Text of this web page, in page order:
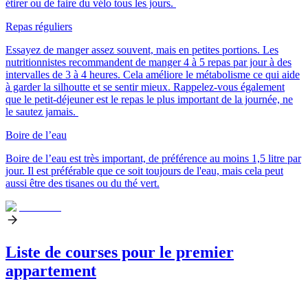
étirer ou de faire du vélo tous les jours.
Repas réguliers
Essayez de manger assez souvent, mais en petites portions. Les
nutritionnistes recommandent de manger4 à 5 repas par jour à des
intervalles de 3 à 4 heures. Cela améliore le métabolisme ce qui aide
à garder la silhoutte et se sentir mieux. Rappelez-vous également
que le petit-déjeuner est le repas le plus important de la journée, ne
le sautez jamais.
Boire de l’eau
Boire de l’eau est très important, de préférence au moins 1,5 litre par
jour. Il est préférable que ce soit toujours de l'eau, mais cela peut
aussi être des tisanes ou du thé vert.
Liste de courses pour le premier
appartement